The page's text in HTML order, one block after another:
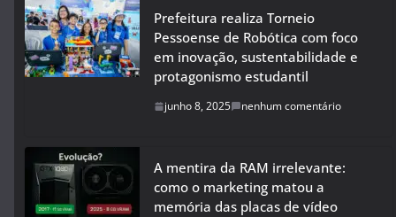
Prefeitura realiza Torneio
Pessoense de Robótica com foco
em inovação, sustentabilidade e
protagonismo estudantil
junho 8, 2025 nenhum comentário
A mentira da RAM irrelevante:
como o marketing matou a
memória das placas de vídeo